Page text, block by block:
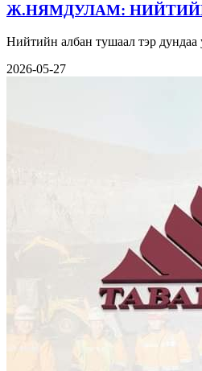
Ж.НЯМДУЛАМ:
Нийтийн албан тушаал тэр дундаа
2026-05-27